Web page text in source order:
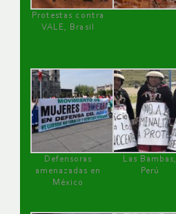
Protestas contra
VALE, Brasil
Defensoras
amenazadas en
México
Las Bambas,
Perú